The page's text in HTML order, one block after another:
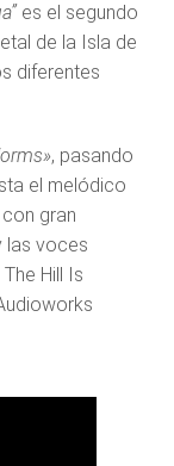
es el segundo
de la Isla de
diferentes
, pasando
el melódico
gran
las voces
Hill Is